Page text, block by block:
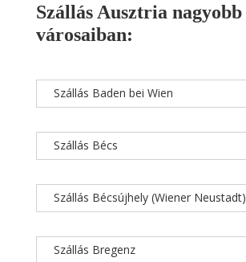
Szállás Ausztria nagyobb
városaiban:
Szállás Baden bei Wien
Szállás Bécs
Szállás Bécsújhely (Wiener Neustadt)
Szállás Bregenz